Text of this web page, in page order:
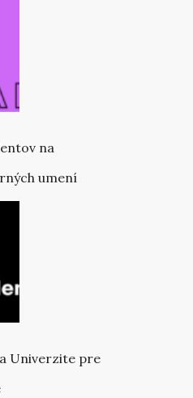
na
umení
Univerzite pre